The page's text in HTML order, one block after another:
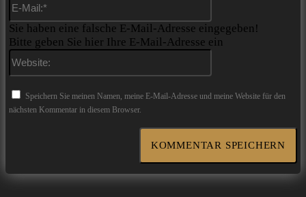
Sie haben eine falsche E-Mail-Adresse eingegeben!
Bitte geben Sie hier Ihre E-Mail-Adresse ein
Speichern Sie meinen Namen, meine E-Mail-Adresse und meine Website für den
nächsten Kommentar in diesem Browser.